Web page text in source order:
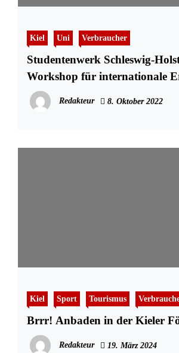
Kiel Uni Verbraucher
Studentenwerk Schleswig-
Workshop für internationale
Redakteur 8. Oktober 2022
Kiel Sport Tourismus
Brrr! Anbaden in der Kieler
Redakteur 19. März 2024